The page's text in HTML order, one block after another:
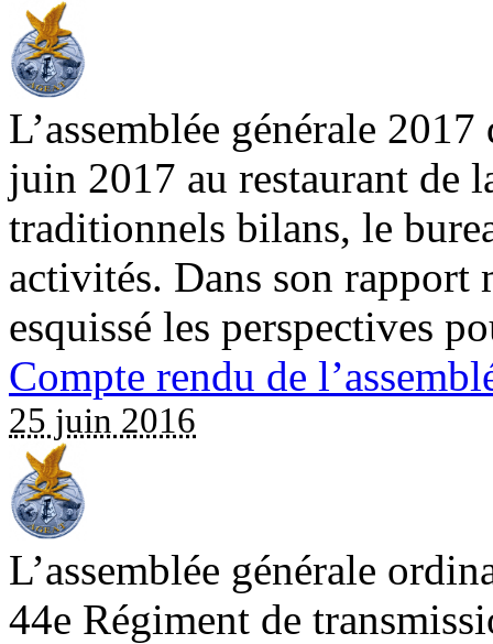
L’assemblée générale
juin 2017 au restaurant de
traditionnels bilans, le
activités. Dans son rapport
esquissé les perspectives
Compte rendu de
25 juin 2016
L’assemblée générale
44e Régiment de